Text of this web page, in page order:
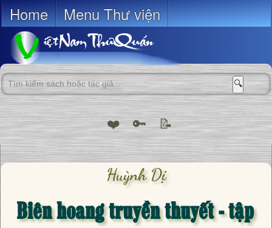
Home Menu Thư viện
🔍
❤️ 🔑 📝
Huỳnh Dị
Biên hoang truyền thuyết - tập